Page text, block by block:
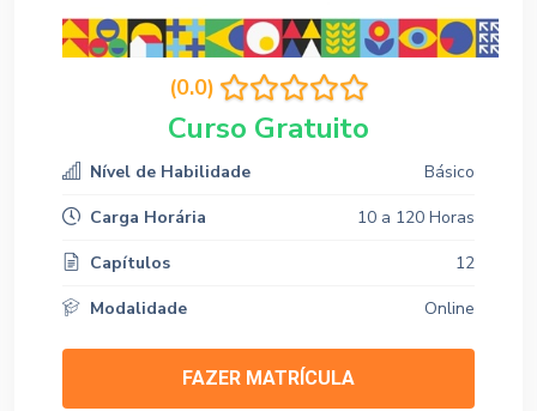
(0.0)
Curso Gratuito
Nível de Habilidade
Básico
Carga Horária
10 a 120 Horas
Capítulos
12
Modalidade
Online
FAZER MATRÍCULA